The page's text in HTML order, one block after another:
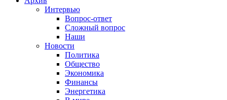
Интервью
Вопрос-ответ
Сложный вопрос
Наши
Новости
Политика
Общество
Экономика
Финансы
Энергетика